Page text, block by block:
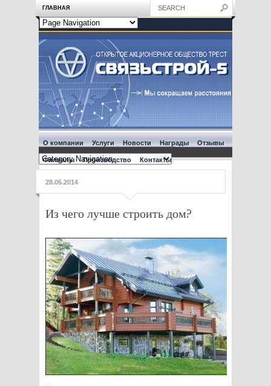
ГЛАВНАЯ
О компании Услуги Новости Награды Отзывы
Филиалы Производство Контакты
28.05.2014
Из чего лучше строить дом?